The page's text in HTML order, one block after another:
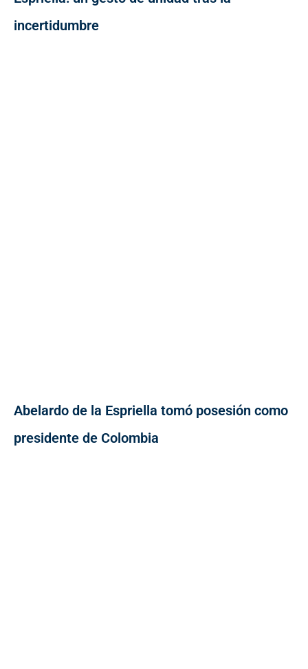
incertidumbre
Abelardo de la Espriella tomó posesión como
presidente de Colombia